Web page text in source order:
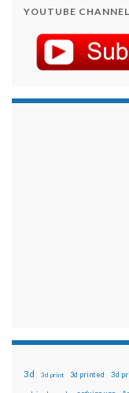
YOUTUBE CHANNEL
3d 3d print 3d printed 3d